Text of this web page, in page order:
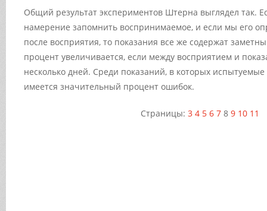
Общий результат экспериментов Штерна выглядел так.
намерение запомнить воспринимаемое, и если мы его
после восприятия, то показания все же содержат
процент увеличивается, если между восприятием и
несколько дней. Среди показаний, в которых
имеется значительный процент ошибок.
Страницы: 3 4 5 6 7 8 9 10 11